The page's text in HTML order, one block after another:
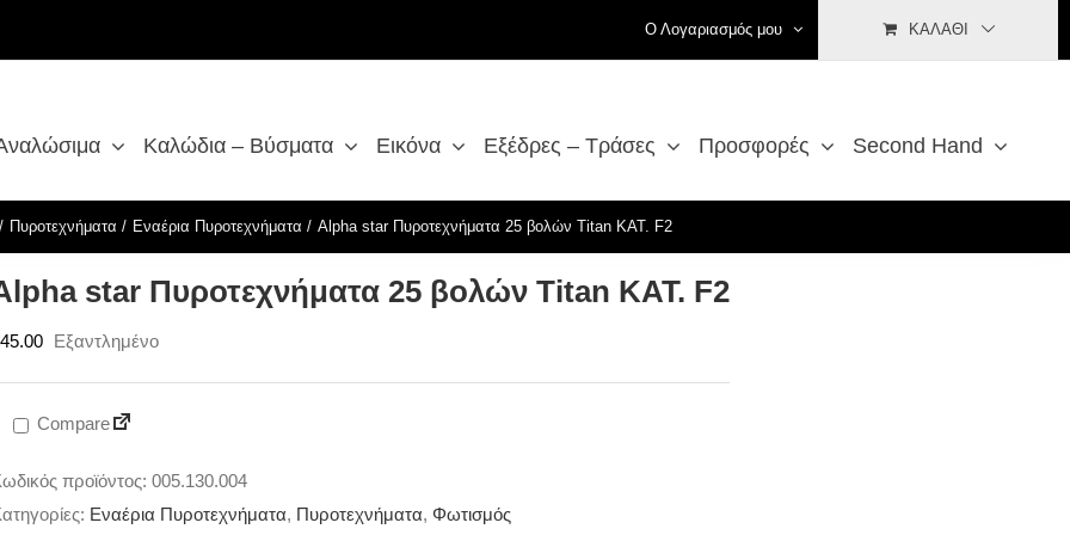
Ο Λογαριασμός μου ΚΑΛΆΘΙ
Καλώδια – Βύσματα Εικόνα Εξέδρες – Τράσες Προσφορές Second Hand
Πυροτεχνήματα Εναέρια Πυροτεχνήματα Alpha star Πυροτεχνήματα 25 βολών Titan ΚΑΤ. F2
star Πυροτεχνήματα 25 βολών Titan ΚΑΤ. F2
45.00 Εξαντλημένο
Compare
προϊόντος: 005.130.004
Εναέρια Πυροτεχνήματα, Πυροτεχνήματα, Φωτισμός